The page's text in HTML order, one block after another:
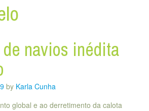
navios inédita
by Karla Cunha
global e ao derretimento da calota